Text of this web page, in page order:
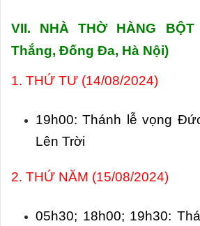
VII. NHÀ THỜ HÀNG
Thắng, Đống Đa, Hà Nội)
1. THỨ TƯ (14/08/2024)
19h00: Thánh lễ vọng
Lên Trời
2. THỨ NĂM (15/08/2024)
05h30; 18h00; 19h30: